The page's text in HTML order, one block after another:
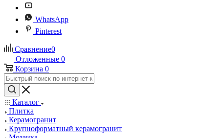
WhatsApp
Pinterest
Сравнение0
Отложенные 0
Корзина 0
Каталог
Плитка
Керамогранит
Крупноформатный керамогранит